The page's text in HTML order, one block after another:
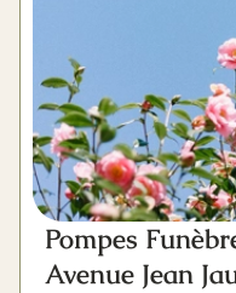
Pompes
Avenue Jean